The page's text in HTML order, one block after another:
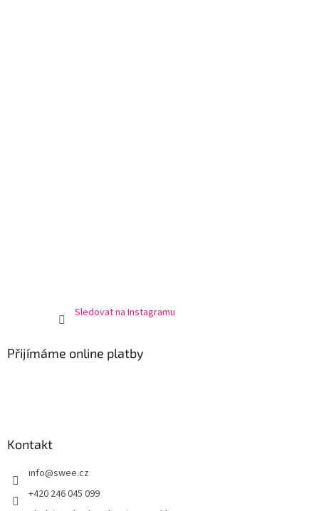
Sledovat na Instagramu
Přijímáme online platby
Kontakt
info@swee.cz
+420 246 045 099